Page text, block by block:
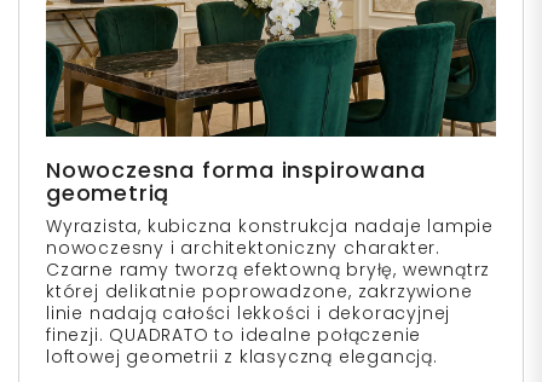
Nowoczesna forma inspirowana
geometrią
Wyrazista, kubiczna konstrukcja nadaje lampie
nowoczesny i architektoniczny charakter.
Czarne ramy tworzą efektowną bryłę, wewnątrz
której delikatnie poprowadzone, zakrzywione
linie nadają całości lekkości i dekoracyjnej
finezji. QUADRATO to idealne połączenie
loftowej geometrii z klasyczną elegancją.